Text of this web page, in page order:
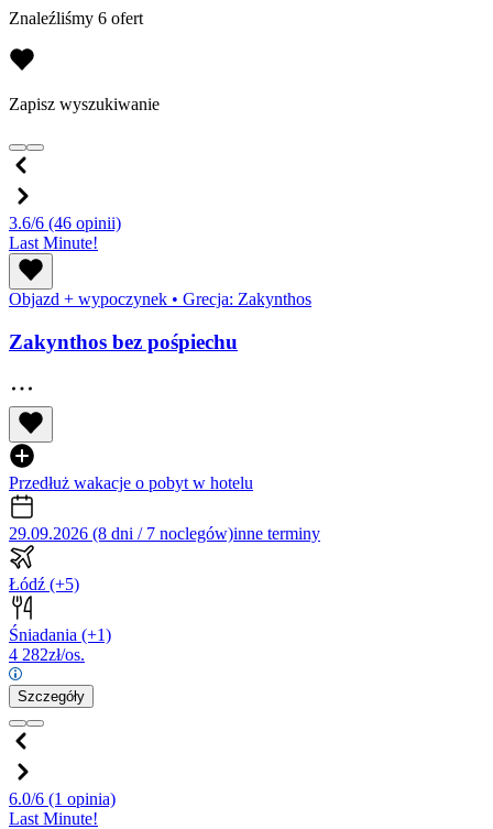
Znaleźliśmy 6 ofert
Zapisz wyszukiwanie
3.6/6 (46 opinii)
Last Minute!
Objazd + wypoczynek • Grecja: Zakynthos
Zakynthos bez pośpiechu
Przedłuż wakacje o pobyt w hotelu
29.09.2026 (8 dni / 7 noclegów)inne terminy
Łódź (+5)
Śniadania (+1)
4 282zł/os.
Szczegóły
6.0/6 (1 opinia)
Last Minute!